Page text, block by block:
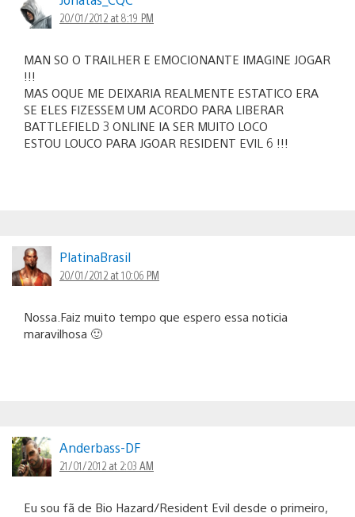
20/01/2012 at 8:19 PM
MAN SO O TRAILHER E EMOCIONANTE IMAGINE JOGAR
!!!
MAS OQUE ME DEIXARIA REALMENTE ESTATICO ERA
SE ELES FIZESSEM UM ACORDO PARA LIBERAR
BATTLEFIELD 3 ONLINE IA SER MUITO LOCO
ESTOU LOUCO PARA JGOAR RESIDENT EVIL 6 !!!
PlatinaBrasil
20/01/2012 at 10:06 PM
Nossa.Faiz muito tempo que espero essa noticia
maravilhosa 🙂
Anderbass-DF
21/01/2012 at 2:03 AM
Eu sou fã de Bio Hazard/Resident Evil desde o primeiro,